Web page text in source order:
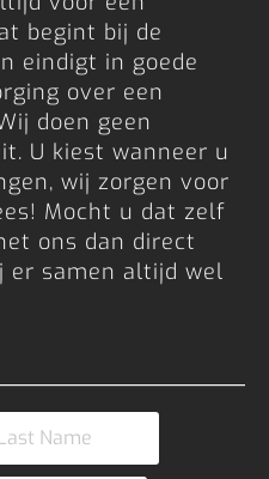
begint bij de
eindigt in goede
over een
doen geen
U kiest wanneer u
wij zorgen voor
Mocht u dat zelf
ons dan direct
er samen altijd wel